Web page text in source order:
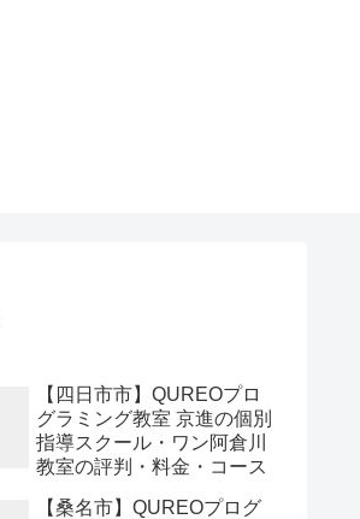
【四日市市】QUREOプロ
グラミング教室 京進の個別
指導スクール・ワン阿倉川
教室の評判・料金・コース
【桑名市】QUREOプログ